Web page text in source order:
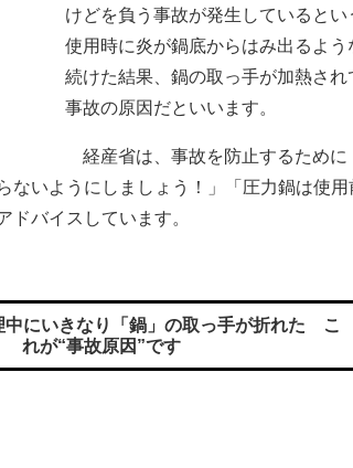
けどを負う事故が発生していると
使用時に炎が鍋底からはみ出るよ
続けた結果、鍋の取っ手が加熱さ
事故の原因だといいます。
経産省は、事故を防止するために
ないようにしましょう！」「圧力鍋は使
ドバイスしています。
にいきなり「鍋」の取っ手が折れた こ
れが“事故原因”です